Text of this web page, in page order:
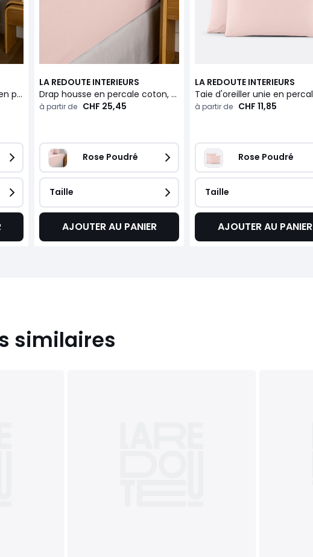
Housse de couette zippée, en percale de coton, 80 fils, Scénario
LA REDOUTE INTERIEURS
Drap housse en percale coton, 80 fils, bonnet 30 cm, Scenario
à partir de CHF 25,45
Rose Poudré
Taille
AJOUTER AU PANIER
LA REDOUTE INTERIEURS
à partir de CHF 11,85
Rose Poudré
Taille
AJOUTER AU PANIER
similaires